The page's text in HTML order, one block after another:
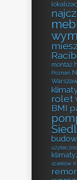
montaż
Poznań
rolet
BMI
ścieków